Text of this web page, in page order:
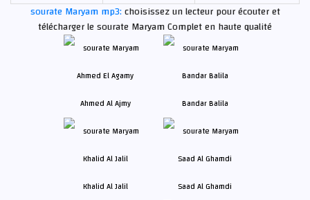
sourate Maryam mp3:choisissez un lecteur pour écouter et
télécharger le sourate Maryam Complet en haute qualité
Ahmed Al Ajmy Bandar Balila
Khalid Al Jalil Saad Al Ghamdi